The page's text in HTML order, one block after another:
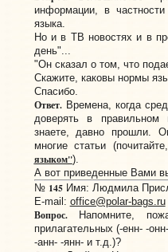
информации, в
языка.
Но и в ТВ новостях и в
день"...
"Он сказал о том, что
Скажите, каковы нормы
Спасибо.
Ответ.Времена, когда
доверять в правильном
знаете, давно прошли.
многие статьи
языком").
А вот приведенные Вами
№ 145Имя: Людмила
E-mail: office@polar-bags.ru
Вопрос.Напомните,
прилагательных (-енн- -
-анн- -янн- и т.д.)?